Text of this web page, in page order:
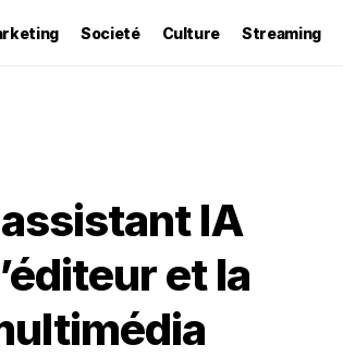
Societé Culture Streaming
IA
et la